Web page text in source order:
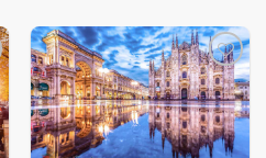
Add
to
wishlist